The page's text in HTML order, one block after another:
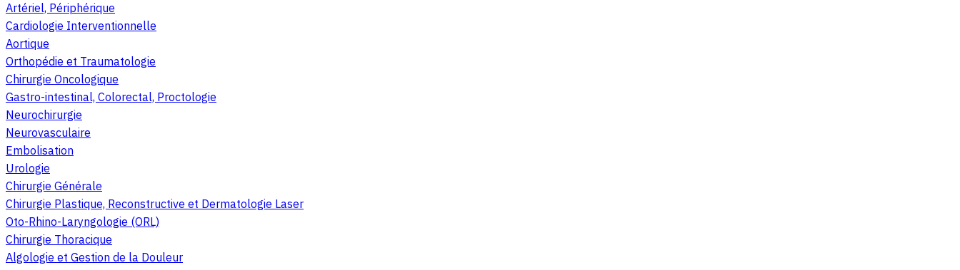
Artériel, Périphérique
Cardiologie Interventionnelle
Aortique
Orthopédie et Traumatologie
Chirurgie Oncologique
Gastro-intestinal, Colorectal, Proctologie
Neurochirurgie
Neurovasculaire
Embolisation
Urologie
Chirurgie Générale
Chirurgie Plastique, Reconstructive et Dermatologie Laser
Oto-Rhino-Laryngologie (ORL)
Chirurgie Thoracique
Algologie et Gestion de la Douleur